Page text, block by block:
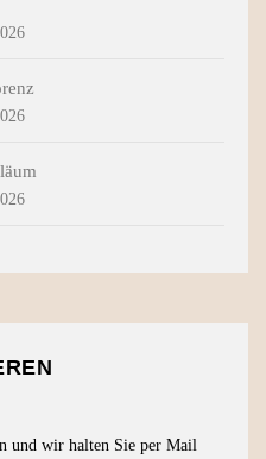
und wir halten Sie per Mail